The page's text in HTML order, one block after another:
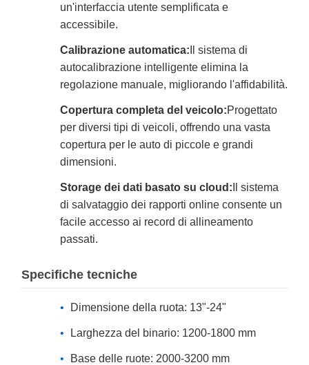
un'interfaccia utente semplificata e
accessibile.
Calibrazione automatica:Il sistema di
autocalibrazione intelligente elimina la
regolazione manuale, migliorando l'affidabilità.
Copertura completa del veicolo:Progettato
per diversi tipi di veicoli, offrendo una vasta
copertura per le auto di piccole e grandi
dimensioni.
Storage dei dati basato su cloud:Il sistema
di salvataggio dei rapporti online consente un
facile accesso ai record di allineamento
passati.
Specifiche tecniche
Dimensione della ruota: 13"-24"
Larghezza del binario: 1200-1800 mm
Base delle ruote: 2000-3200 mm